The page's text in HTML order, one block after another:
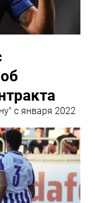
с января 2022